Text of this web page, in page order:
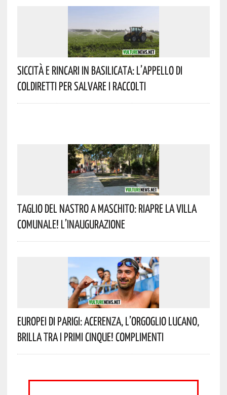
Siccità E Rincari In Basilicata: L’appello Di
Coldiretti Per Salvare I Raccolti
Taglio Del Nastro A Maschito: Riapre La Villa
Comunale! L’inaugurazione
Europei Di Parigi: Acerenza, L’orgoglio Lucano,
Brilla Tra I Primi Cinque! Complimenti